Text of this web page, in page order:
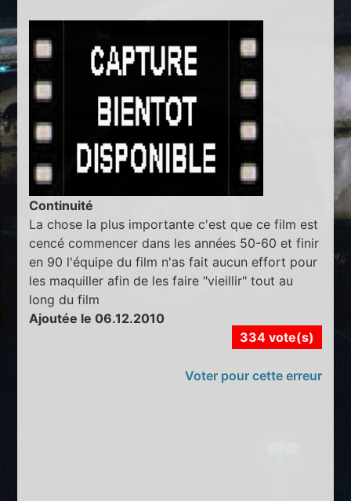
Continuité
La chose la plus importante c'est que ce film est
cencé commencer dans les années 50-60 et finir
en 90 l'équipe du film n'as fait aucun effort pour
les maquiller afin de les faire "vieillir" tout au
long du film
Ajoutée le 06.12.2010
334 vote(s)
Voter pour cette erreur